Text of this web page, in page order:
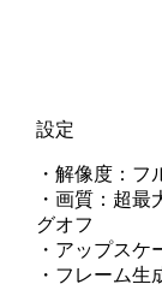
設定
・解像度：フ
・画質：超
グオフ
・アップスケ
・フレーム生